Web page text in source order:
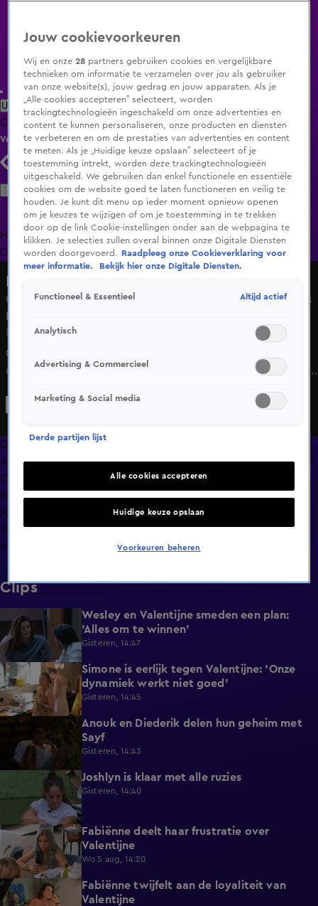
Uitzending Gemist Populaire programma's Zenders Genres
ClipsFilmsRadioSmart TV inlogShop
Volg KIJK
Zoeken
HomeUitzending Gemist Programma's De Bondgenoten
OranjezomerLivestreamsShop
Casper kijkt vol ongeloof toe wanneer Valentijne de loods
binnenloopt
Di 16 juni, 14:52
Casper had het niet verwacht, maar zijn zus maakt
opnieuw haar opwachting in de loods. Is hij blij haar weer
Overzicht
Afleveringen
Clips
Hoe is het nu met?
Macdate met Nick Eshuis
Terugblik
Info
Clips
0:26
Wesley en Valentijne smeden een plan:
'Alles om te winnen'
Gisteren, 14:47
1:12
Simone is eerlijk tegen Valentijne: 'Onze
dynamiek werkt niet goed'
Gisteren, 14:45
0:48
Anouk en Diederik delen hun geheim met
Sayf
Gisteren, 14:43
Joshlyn is klaar met alle ruzies
Gisteren, 14:40
0:29
Fabiënne deelt haar frustratie over
Valentijne
Wo 5 aug, 14:20
0:58
Fabiënne twijfelt aan de loyaliteit van
Valentijne
Jouw cookievoorkeuren
Wij en onze28 partners gebruiken cookies en vergelijkbare
technieken om informatie te verzamelen over jou als gebruiker
van onze website(s), jouw gedrag en jouw apparaten. Als je
„Alle cookies accepteren” selecteert, worden
trackingtechnologieën ingeschakeld om onze advertenties en
content te kunnen personaliseren, onze producten en diensten
te verbeteren en om de prestaties van advertenties en content
te meten. Als je „Huidige keuze opslaan” selecteert of je
toestemming intrekt, worden deze trackingtechnologieën
uitgeschakeld. We gebruiken dan enkel functionele en essentiële
cookies om de website goed te laten functioneren en veilig te
houden. Je kunt dit menu op ieder moment opnieuw openen
om je keuzes te wijzigen of om je toestemming in te trekken
door op de link Cookie-instellingen onder aan de webpagina te
klikken. Je selecties zullen overal binnen onze Digitale Diensten
worden doorgevoerd.
Raadpleeg onze Cookieverklaring voor
meer informatie.
Bekijk hier onze Digitale Diensten.
Functioneel & Essentieel Altijd actief
Analytisch
Advertising & Commercieel
Marketing & Social media
Derde partijen lijst
Alle cookies accepteren
Huidige keuze opslaan
Voorkeuren beheren